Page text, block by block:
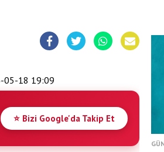
05-18 19:09
⭐ Bizi Google'da Takip Et